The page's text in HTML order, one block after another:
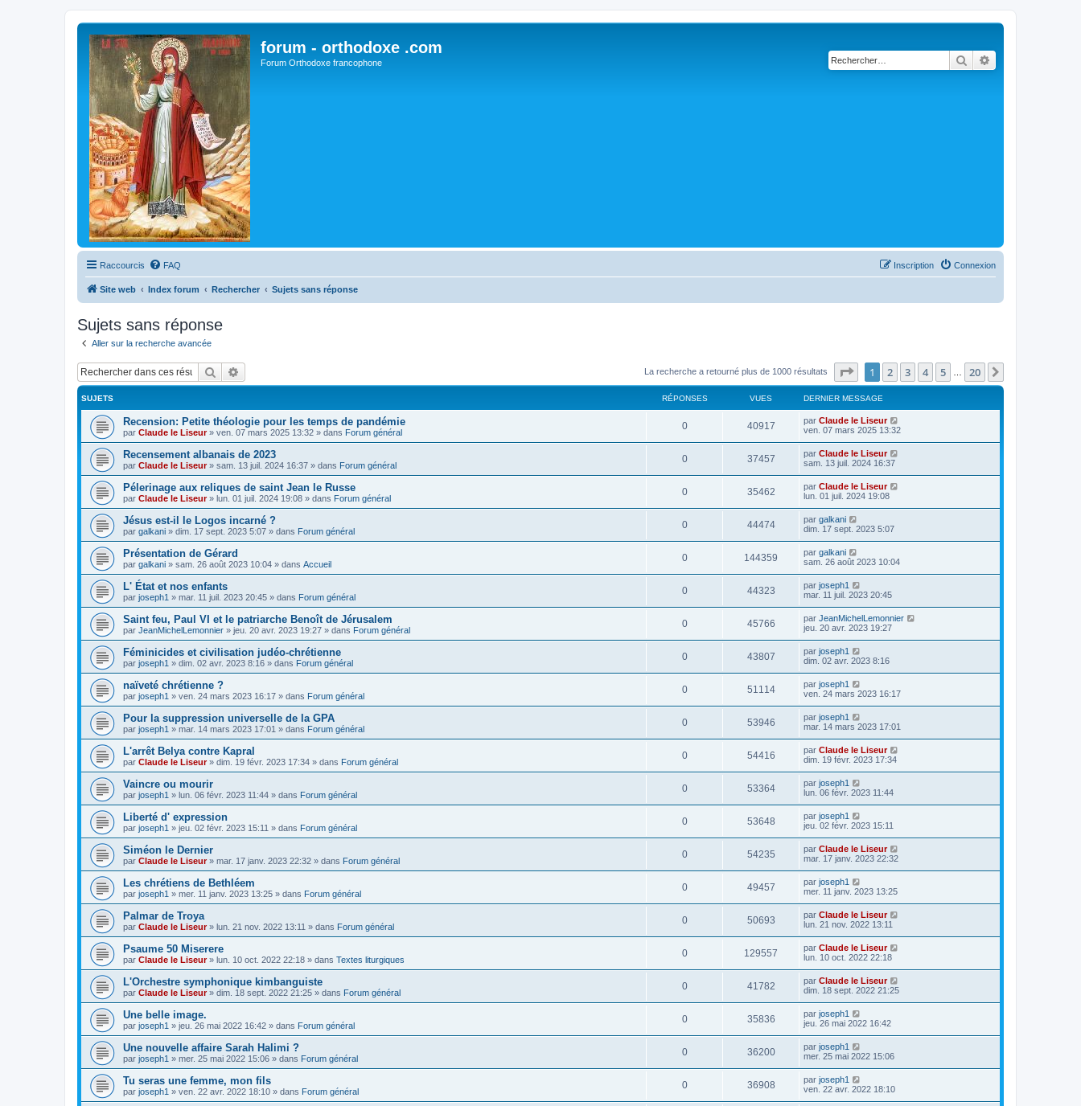
forum - orthodoxe .com
Forum Orthodoxe francophone Rechercher
Raccourcis FAQ Connexion
Inscription
Site web Index forum Rechercher Sujets sans réponse
Sujets sans réponse
Aller sur la recherche avancée
Rechercher La recherche a retourné plus de 1000 résultats Page sur20
1 2 3 4 5 20
SUJETS RÉPONSES VUES DERNIER MESSAGE
Recension: Petite théologie pour les temps de pandémie
par Claude le Liseur» ven. 07 mars 2025 13:32 » dans Forum général
0 40917 par Claude le Liseur
ven. 07 mars 2025 13:32
Recensement albanais de 2023
par Claude le Liseur» sam. 13 juil. 2024 16:37 » dans Forum général
0 37457 par Claude le Liseur
sam. 13 juil. 2024 16:37
Pélerinage aux reliques de saint Jean le Russe
par Claude le Liseur» lun. 01 juil. 2024 19:08 » dans Forum général
0 35462 par Claude le Liseur
lun. 01 juil. 2024 19:08
Jésus est-il le Logos incarné ?
par galkani » dim. 17 sept. 2023 5:07 » dans Forum général
0 44474 par galkani
dim. 17 sept. 2023 5:07
Présentation de Gérard
par galkani » sam. 26 août 2023 10:04 » dans Accueil
0 144359 par galkani
sam. 26 août 2023 10:04
L' État et nos enfants
par joseph1 » mar. 11 juil. 2023 20:45 » dans Forum général
0 44323 par joseph1
mar. 11 juil. 2023 20:45
Saint feu, Paul VI et le patriarche Benoît de Jérusalem
par JeanMichelLemonnier » jeu. 20 avr. 2023 19:27 » dans Forum général
0 45766 par JeanMichelLemonnier
jeu. 20 avr. 2023 19:27
Féminicides et civilisation judéo-chrétienne
par joseph1 » dim. 02 avr. 2023 8:16 » dans Forum général
0 43807 par joseph1
dim. 02 avr. 2023 8:16
naïveté chrétienne ?
par joseph1 » ven. 24 mars 2023 16:17 » dans Forum général
0 51114 par joseph1
ven. 24 mars 2023 16:17
Pour la suppression universelle de la GPA
par joseph1 » mar. 14 mars 2023 17:01 » dans Forum général
0 53946 par joseph1
mar. 14 mars 2023 17:01
L'arrêt Belya contre Kapral
par Claude le Liseur» dim. 19 févr. 2023 17:34 » dans Forum général
0 54416 par Claude le Liseur
dim. 19 févr. 2023 17:34
Vaincre ou mourir
par joseph1 » lun. 06 févr. 2023 11:44 » dans Forum général
0 53364 par joseph1
lun. 06 févr. 2023 11:44
Liberté d' expression
par joseph1 » jeu. 02 févr. 2023 15:11 » dans Forum général
0 53648 par joseph1
jeu. 02 févr. 2023 15:11
Siméon le Dernier
par Claude le Liseur» mar. 17 janv. 2023 22:32 » dans Forum général
0 54235 par Claude le Liseur
mar. 17 janv. 2023 22:32
Les chrétiens de Bethléem
par joseph1 » mer. 11 janv. 2023 13:25 » dans Forum général
0 49457 par joseph1
mer. 11 janv. 2023 13:25
Palmar de Troya
par Claude le Liseur» lun. 21 nov. 2022 13:11 » dans Forum général
0 50693 par Claude le Liseur
lun. 21 nov. 2022 13:11
Psaume 50 Miserere
par Claude le Liseur» lun. 10 oct. 2022 22:18 » dans Textes liturgiques
0 129557 par Claude le Liseur
lun. 10 oct. 2022 22:18
L'Orchestre symphonique kimbanguiste
par Claude le Liseur» dim. 18 sept. 2022 21:25 » dans Forum général
0 41782 par Claude le Liseur
dim. 18 sept. 2022 21:25
Une belle image.
par joseph1 » jeu. 26 mai 2022 16:42 » dans Forum général
0 35836 par joseph1
jeu. 26 mai 2022 16:42
Une nouvelle affaire Sarah Halimi ?
par joseph1 » mer. 25 mai 2022 15:06 » dans Forum général
0 36200 par joseph1
mer. 25 mai 2022 15:06
Tu seras une femme, mon fils
par joseph1 » ven. 22 avr. 2022 18:10 » dans Forum général
0 36908 par joseph1
ven. 22 avr. 2022 18:10